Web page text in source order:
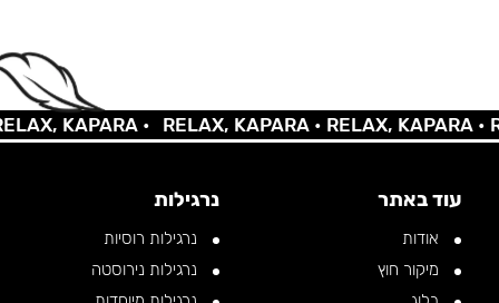
KAPARA • RELAX, KAPARA •RELAX, KAPARA •
עוד באתר
אודות
מיקור חוץ
נרגילות
נרגילות רוסיות
נרגילות נירוסטה